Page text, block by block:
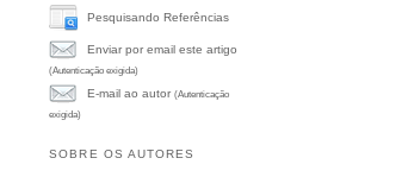
Pesquisando Referências
Enviar por email este artigo
(Autenticação exigida)
E-mail ao autor(Autenticação
exigida)
SOBRE OS AUTORES